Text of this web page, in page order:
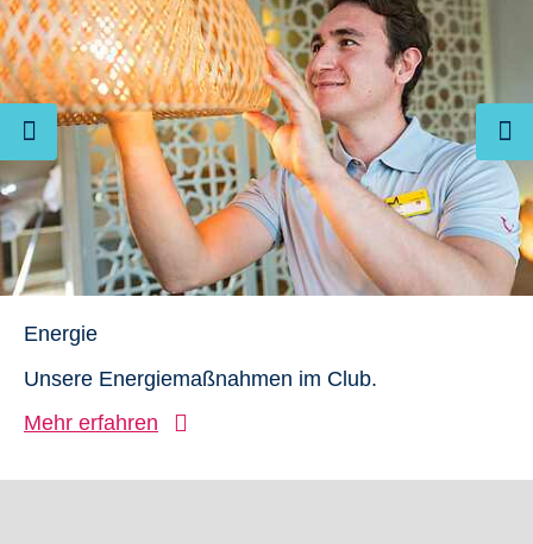
Energie
Unsere Energiemaßnahmen im Club.
Mehr erfahren